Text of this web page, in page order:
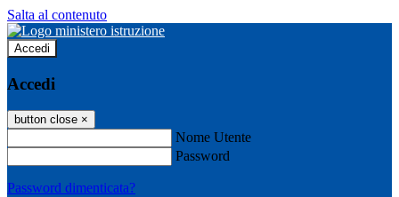
Salta al contenuto
Accedi
Accedi
button close ×
Nome Utente
Password
Password dimenticata?